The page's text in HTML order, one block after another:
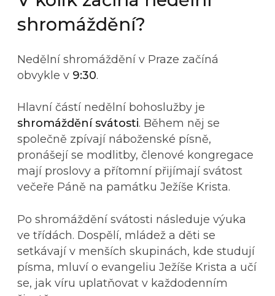
shromáždění?
Nedělní shromáždění v Praze začíná
obvykle v 9:30.
Hlavní částí nedělní bohoslužby je
shromáždění svátosti. Během něj se
společně zpívají náboženské písně,
pronášejí se modlitby, členové kongregace
mají proslovy a přítomní přijímají svátost
večeře Páně na památku Ježíše Krista.
Po shromáždění svátosti následuje výuka
ve třídách. Dospělí, mládež a děti se
setkávají v menších skupinách, kde studují
písma, mluví o evangeliu Ježíše Krista a učí
se, jak víru uplatňovat v každodenním